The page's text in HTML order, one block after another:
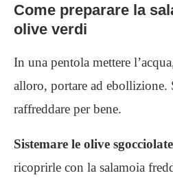
Come preparare la
olive verdi
In una pentola mettere
alloro, portare ad ebollizione.
raffreddare per bene.
Sistemare le olive sgocciolate
ricoprirle con la salamoia